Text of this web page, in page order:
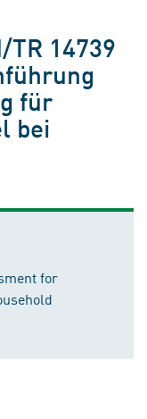
14739
für
bei
for